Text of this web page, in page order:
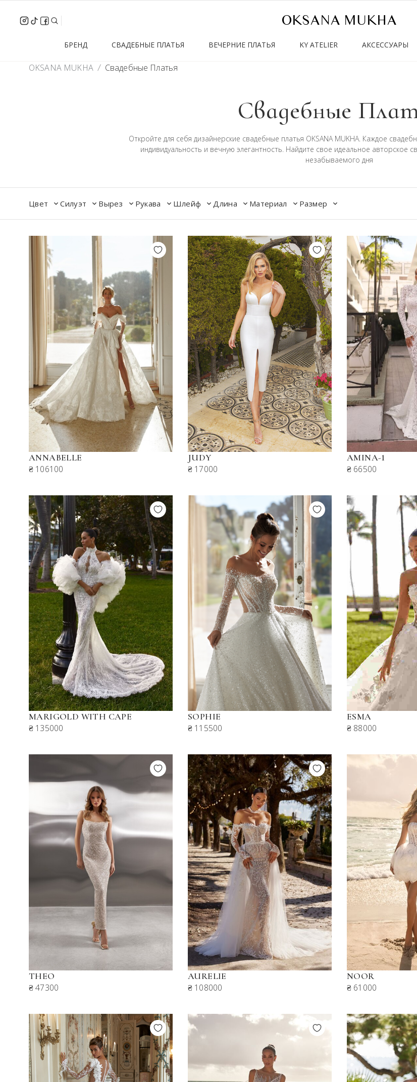
insttik-
tok
facebook
Search OKSANA MUKHA
БРЕНД СВАДЕБНЫЕ ПЛАТЬЯ ВЕЧЕРНИЕ ПЛАТЬЯ KY ATELIER АКСЕССУАРЫ
OKSANA MUKHA Свадебные Платья
Свадебные
Откройте для себя дизайнерские свадебные платья OKSANA MUKHA. Каждое
индивидуальность и вечную элегантность. Найдите свое идеальное авторское
незабываемого дня
Цвет Силуэт Вырез Рукава Шлейф Длина Материал Размер
ANNABELLE
₴ 106100
JUDY
₴ 17000
AMINA-1
₴ 66500
MARIGOLD WITH CAPE
₴ 135000
SOPHIE
₴ 115500
ESMA
₴ 88000
THEO
₴ 47300
AURELIE
₴ 108000
NOOR
₴ 61000